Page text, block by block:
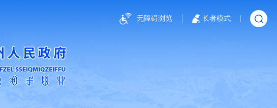
无障碍浏览 长者模式